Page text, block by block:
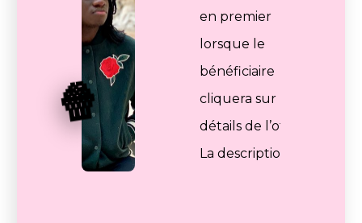
🍿
en premier
lorsque le
bénéficiaire
cliquera sur les
détails de l’offre.
La description